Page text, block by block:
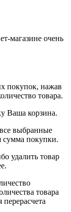
магазине очень
покупок, нажав
товара.
Ваша корзина.
выбранные
сумма покупки.
удалить товар
товара